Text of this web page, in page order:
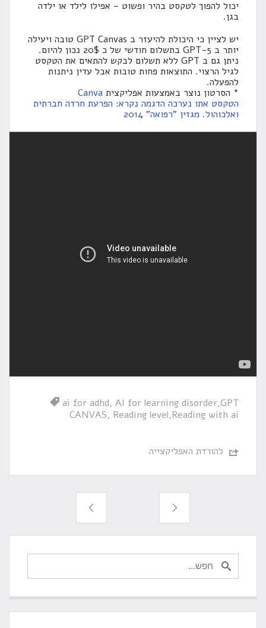
יכול להפוך לטקסט בהיר ופשוט – אפילו לילד או ילדה
בגן.
יש לציין כי היכולת להיעזר ב GPT Canvas טובה ויעילה
יותר ב GPT-5 בתשלום חודשי של כ 20$ נכון להיום.
ניתן גם ב GPT ללא תשלום לבקש להתאים את הטקסט
לגיל הרצוי. התוצאות פחות טובות אבל עדין ניתנות
להפעלה.
* הסרטון נוצר באמצעות אפליקצית Canva
הטקסט אתו נערכה הדגמה נקרא: הפרעת חרדה חברתית
ואלכוהול. מגזין "רפואה" 2014
ai for adhd AI for learning disorder GPT
CANVAS Reading level Reading with ai
להורדת האפליקצייה